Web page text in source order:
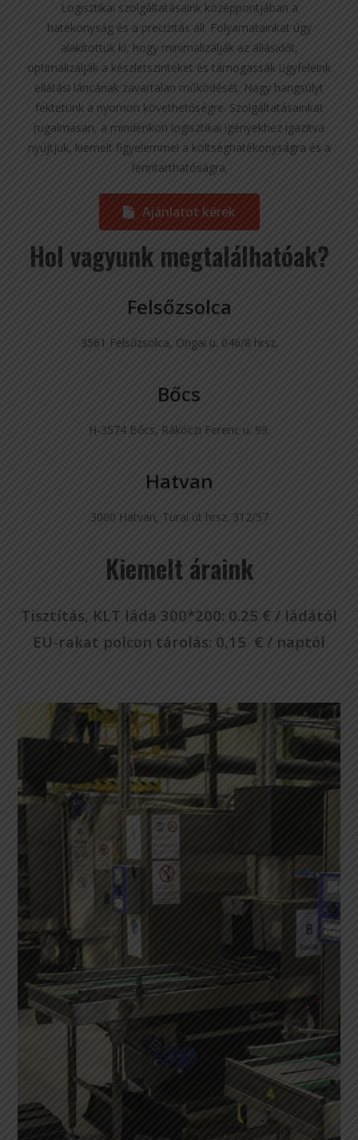
Logisztikai szolgáltatásaink középpontjában a
hatékonyság és a precizitás áll. Folyamatainkat úgy
alakítottuk ki, hogy minimalizálják az állásidőt,
optimalizálják a készletszinteket és támogassák ügyfeleink
ellátási láncának zavartalan működését. Nagy hangsúlyt
fektetünk a nyomon követhetőségre. Szolgáltatásainkat
rugalmasan, a mindenkori logisztikai igényekhez igazítva
nyújtjuk, kiemelt figyelemmel a költséghatékonyságra és a
fenntarthatóságra.
Ajánlatot kérek
Hol vagyunk megtalálhatóak?
Felsőzsolca
3561 Felsőzsolca, Ongai u. 046/8 hrsz.​
Bőcs
H-3574 Bőcs, Rákóczi Ferenc u. 99.
Hatvan
3000 Hatvan, Turai út hrsz. 312/57
Kiemelt áraink
Tisztítás, KLT láda 300*200: 0.25 € / ládától
EU-rakat polcon tárolás: 0,15 € / naptól